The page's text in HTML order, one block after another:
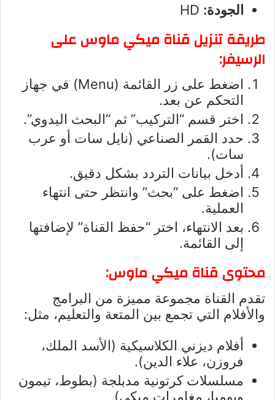
الجودة:
طريقة تنزيل قناة ميكي ماوس على
الرسيفر:
اضغط على زر القائمة (Menu) في جهاز
التحكم عن بعد.
اختر قسم “التركيب” ثم “البحث اليدوي”.
حدد القمر الصناعي (نايل سات أو عرب
سات).
أدخل بيانات التردد بشكل دقيق.
اضغط على “بحث” وانتظر حتى انتهاء
العملية.
بعد الانتهاء، اختر “حفظ القناة” لإضافتها
إلى القائمة.
محتوى قناة ميكي ماوس:
تقدم القناة مجموعة مميزة من البرامج
والأفلام التي تجمع بين المتعة والتعليم، مثل:
أفلام ديزني الكلاسيكية (الأسد الملك،
فروزن، علاء الدين).
مسلسلات كرتونية مدبلجة (بطوط، تيمون
وبومبا، مغامرات ميكي).